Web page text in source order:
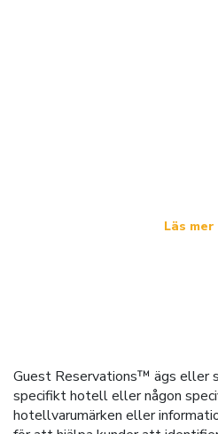
Läs mer
Guest Reservations™ ägs eller
specifikt hotell eller någon
hotellvarumärken eller